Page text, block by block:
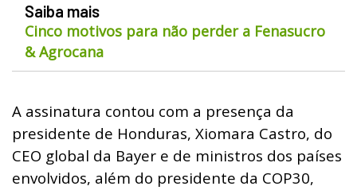
Saiba mais
Cinco motivos para não perder a Fenasucro
& Agrocana
A assinatura contou com a presença da
presidente de Honduras, Xiomara Castro, do
CEO global da Bayer e de ministros dos países
envolvidos, além do presidente da COP30,